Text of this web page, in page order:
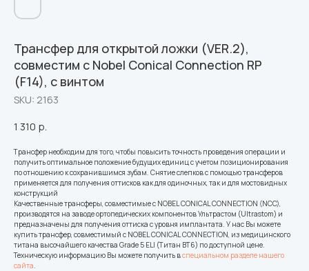
Трансфер для открытой ложки (VER.2),
совместим с Nobel Conical Connection RP
(F14), с винтом
SKU: 2163
1 310 р.
Трансфер необходим для того, чтобы повысить точность проведения операции и
получить оптимальное положение будущих единиц с учетом позиционирования
по отношению к сохранившимся зубам. Снятие слепков с помощью трансферов
применяется для получения оттисков как для одиночных, так и для мостовидных
конструкций
Качественные трансферы, совместимые с NOBEL CONICAL CONNECTION (NCC),
производятся на заводе ортопедических компонентов Ультрастом (Ultrastom) и
предназначены для получения оттиска с уровня имплантата. У нас Вы можете
купить трансфер, совместимый с NOBEL CONICAL CONNECTION, из медицинского
титана высочайшего качества Grade 5 ELI (Титан ВТ6) по доступной цене.
Техническую информацию Вы можете получить вспециальном разделе нашего
сайта.